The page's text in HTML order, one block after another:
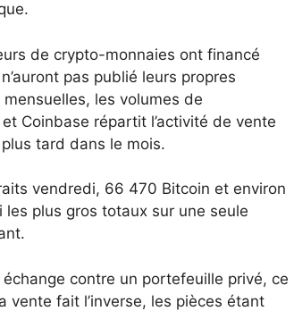
de crypto-monnaies ont financé
pas publié leurs propres
les volumes de
Coinbase répartit l’activité de vente
tard dans le mois.
vendredi, 66 470 Bitcoin et environ
les plus gros totaux sur une seule
contre un portefeuille privé, ce
vente fait l’inverse, les pièces étant